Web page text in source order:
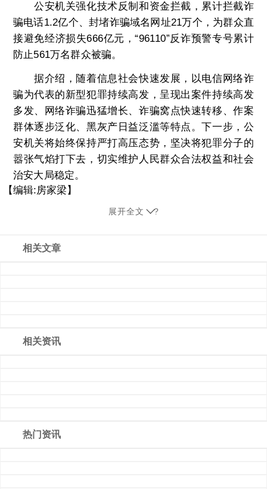
公安机关强化技术反制和资金拦截，累计拦截诈
骗电话1.2亿个、封堵诈骗域名网址21万个，为群众直
接避免经济损失666亿元，“96110”反诈预警专号累计
防止561万名群众被骗。
据介绍，随着信息社会快速发展，以电信网络诈
骗为代表的新型犯罪持续高发，呈现出案件持续高发
多发、网络诈骗迅猛增长、诈骗窝点快速转移、作案
群体逐步泛化、黑灰产日益泛滥等特点。下一步，公
安机关将始终保持严打高压态势，坚决将犯罪分子的
嚣张气焰打下去，切实维护人民群众合法权益和社会
治安大局稳定。
【编辑:房家梁】
展开全文 ?
相关文章
相关资讯
热门资讯